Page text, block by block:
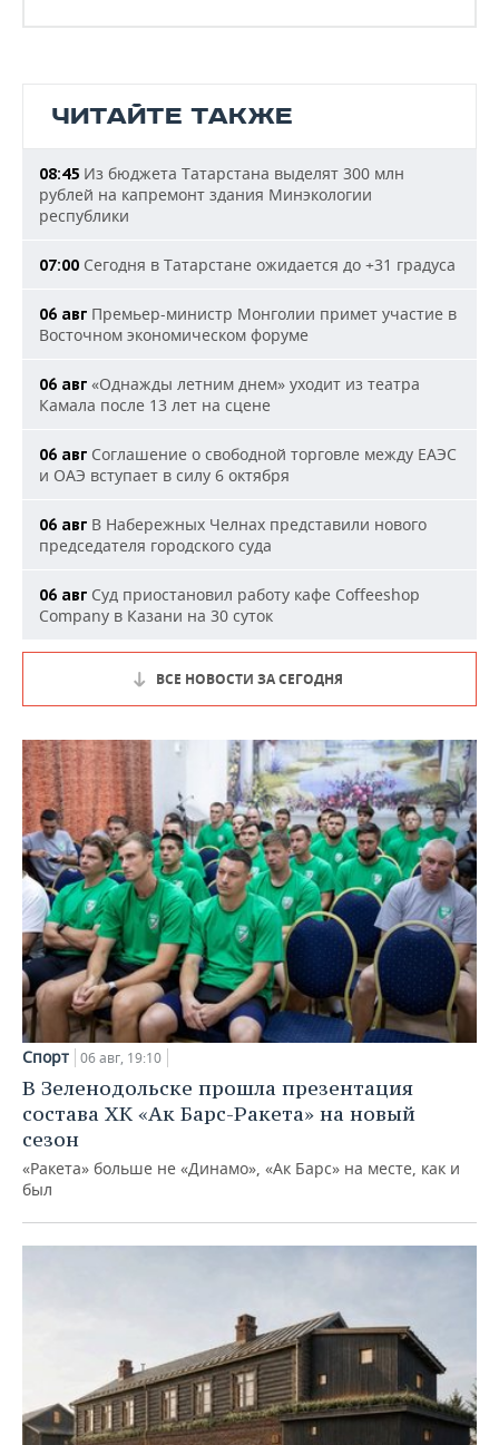
ЧИТАЙТЕ ТАКЖЕ
08:45 Из бюджета Татарстана выделят 300 млн
рублей на капремонт здания Минэкологии
республики
07:00 Сегодня в Татарстане ожидается до +31 градуса
06 авг Премьер-министр Монголии примет участие в
Восточном экономическом форуме
06 авг «Однажды летним днем» уходит из театра
Камала после 13 лет на сцене
06 авг Соглашение о свободной торговле между ЕАЭС
и ОАЭ вступает в силу 6 октября
06 авг В Набережных Челнах представили нового
председателя городского суда
06 авг Суд приостановил работу кафе Coffeeshop
Company в Казани на 30 суток
ВСЕ НОВОСТИ ЗА СЕГОДНЯ
Спорт 06 авг, 19:10
В Зеленодольске прошла презентация
состава ХК «Ак Барс-Ракета» на новый
сезон
«Ракета» больше не «Динамо», «Ак Барс» на месте, как и
был